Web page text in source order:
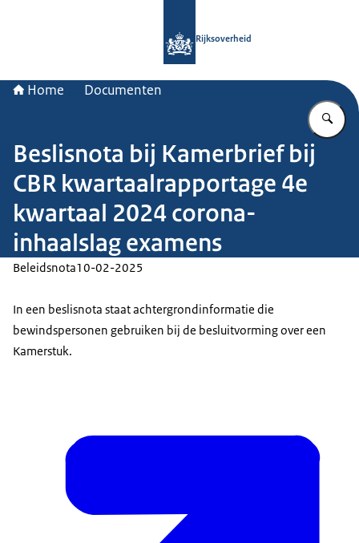
Rijksoverheid
Home Documenten
Beslisnota bij Kamerbrief bij
CBR kwartaalrapportage 4e
kwartaal 2024 corona-
inhaalslag examens
Beleidsnota10-02-2025
In een beslisnota staat achtergrondinformatie die
bewindspersonen gebruiken bij de besluitvorming over een
Kamerstuk.